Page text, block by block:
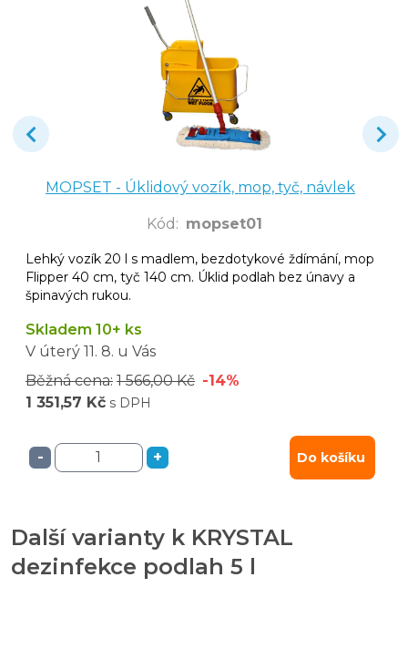
MOPSET - Úklidový vozík, mop, tyč, návlek
Kód : mopset01
Lehký vozík 20 l s madlem, bezdotykové ždímání, mop
Flipper 40 cm, tyč 140 cm. Úklid podlah bez únavy a
špinavých rukou.
Skladem 10+ ks
V úterý 11. 8. u Vás
Běžná cena: 1 566,00 Kč -14%
1 351,57 Kč s DPH
- + Do košíku
Další varianty k KRYSTAL
dezinfekce podlah 5 l